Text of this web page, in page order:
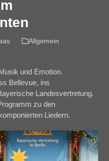
Allgemein
und Emotion.
Bellevue, ins
Landesvertretung.
zu den
Liedern.